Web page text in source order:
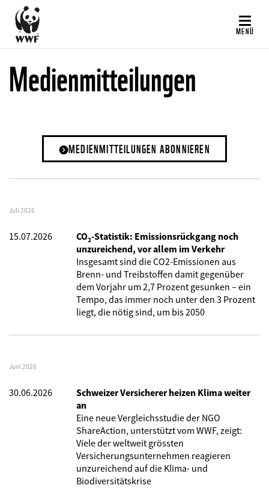
Direkt
zum
Inhalt
MENÜ
Medienmitteilungen
MEDIENMITTEILUNGEN ABONNIEREN
Juli 2026
15.07.2026
CO₂-Statistik: Emissionsrückgang noch
unzureichend, vor allem im Verkehr
Insgesamt sind die CO2-Emissionen aus
Brenn- und Treibstoffen damit gegenüber
dem Vorjahr um 2,7 Prozent gesunken – ein
Tempo, das immer noch unter den 3 Prozent
liegt, die nötig sind, um bis 2050
Juni 2026
30.06.2026
Schweizer Versicherer heizen Klima weiter
an
Eine neue Vergleichsstudie der NGO
ShareAction, unterstützt vom WWF, zeigt:
Viele der weltweit grössten
Versicherungsunternehmen reagieren
unzureichend auf die Klima- und
Biodiversitätskrise